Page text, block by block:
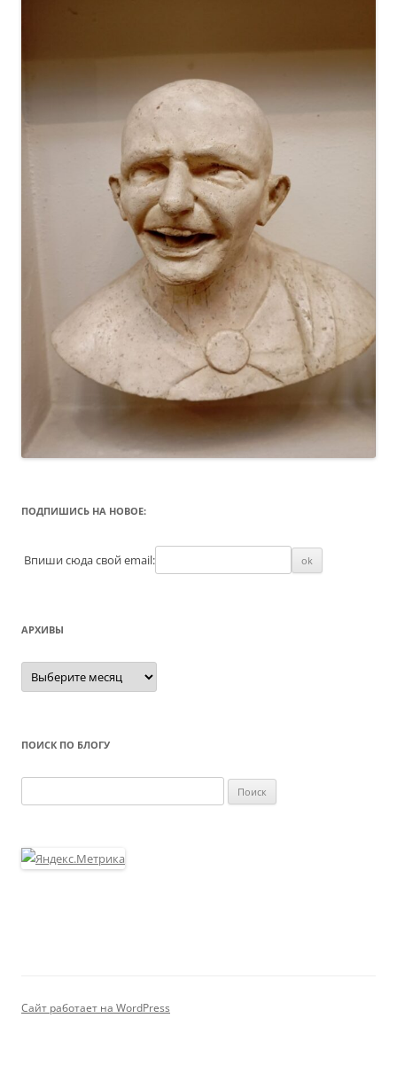
ПОДПИШИСЬ НА НОВОЕ:
Впиши сюда свой email:
АРХИВЫ
Архивы
ПОИСК ПО БЛОГУ
Сайт работает на WordPress